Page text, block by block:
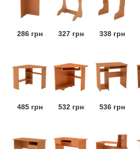
286 грн 327 грн 338 грн
485 грн 532 грн 536 грн